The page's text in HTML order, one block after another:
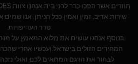
שירות אדיב, זמין ואמין ככל הניתן. אנו שמים
סדר העדיפויות.
בנוסף אנחנו עושים את מלוא המאמץ על
המחירים הזולים בישראל.ועכשיו אחרי
לבחור את הדגם המתאים לכם ואולי